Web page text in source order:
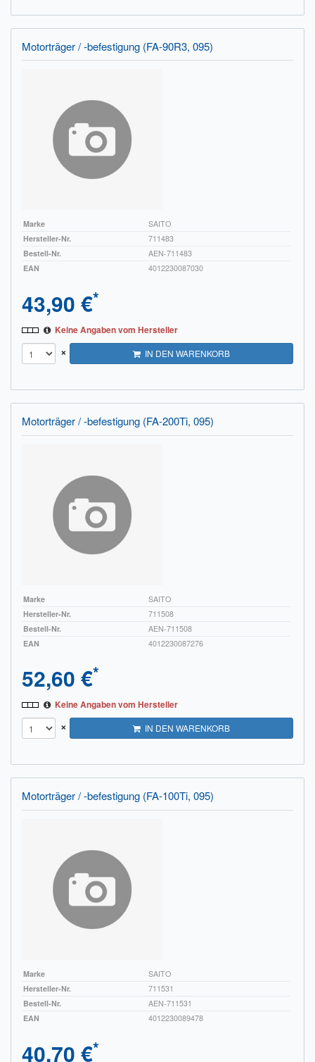
Motorträger / -befestigung (FA-90R3, 095)
Marke
SAITO
Hersteller-Nr.
711483
Bestell-Nr.
AEN-711483
EAN
4012230087030
43,90 €*
Keine Angaben vom Hersteller
× IN DEN WARENKORB
Motorträger / -befestigung (FA-200Ti, 095)
Marke
SAITO
Hersteller-Nr.
711508
Bestell-Nr.
AEN-711508
EAN
4012230087276
52,60 €*
Keine Angaben vom Hersteller
× IN DEN WARENKORB
Motorträger / -befestigung (FA-100Ti, 095)
Marke
SAITO
Hersteller-Nr.
711531
Bestell-Nr.
AEN-711531
EAN
4012230089478
40,70 €*